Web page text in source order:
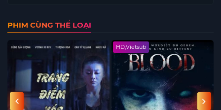
PHIM CÙNG THỂ LOẠI
HD,Vietsub